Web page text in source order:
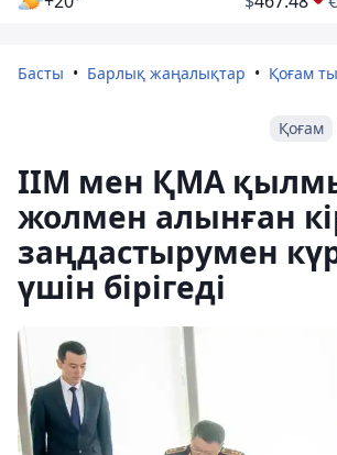
Басты Барлық жаңалықтар Қоғам
Қоғам
ІІМ мен ҚМА
жолмен алынған
заңдастырумен
үшін бірігеді